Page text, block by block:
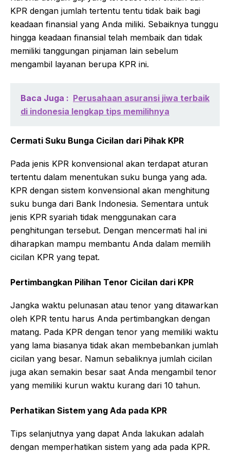
KPR dengan jumlah tertentu tentu tidak baik bagi
keadaan finansial yang Anda miliki. Sebaiknya tunggu
hingga keadaan finansial telah membaik dan tidak
memiliki tanggungan pinjaman lain sebelum
mengambil layanan berupa KPR ini.
Baca Juga : Perusahaan asuransi jiwa terbaik
di indonesia lengkap tips memilihnya
Cermati Suku Bunga Cicilan dari Pihak KPR
Pada jenis KPR konvensional akan terdapat aturan
tertentu dalam menentukan suku bunga yang ada.
KPR dengan sistem konvensional akan menghitung
suku bunga dari Bank Indonesia. Sementara untuk
jenis KPR syariah tidak menggunakan cara
penghitungan tersebut. Dengan mencermati hal ini
diharapkan mampu membantu Anda dalam memilih
cicilan KPR yang tepat.
Pertimbangkan Pilihan Tenor Cicilan dari KPR
Jangka waktu pelunasan atau tenor yang ditawarkan
oleh KPR tentu harus Anda pertimbangkan dengan
matang. Pada KPR dengan tenor yang memiliki waktu
yang lama biasanya tidak akan membebankan jumlah
cicilan yang besar. Namun sebaliknya jumlah cicilan
juga akan semakin besar saat Anda mengambil tenor
yang memiliki kurun waktu kurang dari 10 tahun.
Perhatikan Sistem yang Ada pada KPR
Tips selanjutnya yang dapat Anda lakukan adalah
dengan memperhatikan sistem yang ada pada KPR.